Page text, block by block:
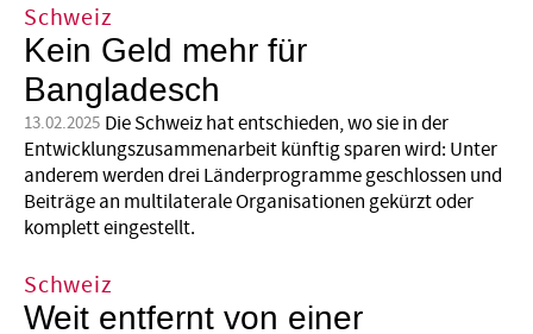
Schweiz
Kein Geld mehr für
Bangladesch
13.02.2025 Die Schweiz hat entschieden, wo sie in der
Entwicklungszusammenarbeit künftig sparen wird: Unter
anderem werden drei Länderprogramme geschlossen und
Beiträge an multilaterale Organisationen gekürzt oder
komplett eingestellt.
Schweiz
Weit entfernt von einer